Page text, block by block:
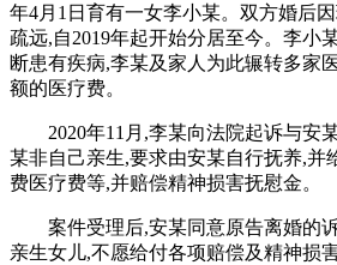
年4月1日育有一女李小某。双方婚后
疏远,自2019年起开始分居至今。李小
断患有疾病,李某及家人为此辗转多家
额的医疗费。
2020年11月,李某向法院起诉与安
某非自己亲生,要求由安某自行抚养,并
费医疗费等,并赔偿精神损害抚慰金。
案件受理后,安某同意原告离婚的
亲生女儿,不愿给付各项赔偿及精神损